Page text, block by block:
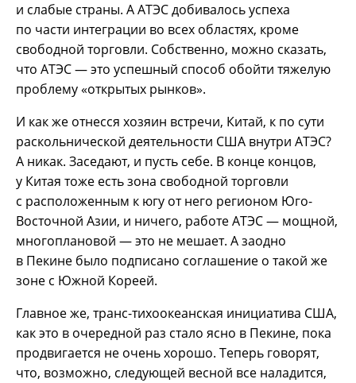
и слабые страны. А АТЭС добивалось успеха
по части интеграции во всех областях, кроме
свободной торговли. Собственно, можно сказать,
что АТЭС — это успешный способ обойти тяжелую
проблему «открытых рынков».
И как же отнесся хозяин встречи, Китай, к по сути
раскольнической деятельности США внутри АТЭС?
А никак. Заседают, и пусть себе. В конце концов,
у Китая тоже есть зона свободной торговли
с расположенным к югу от него регионом Юго-
Восточной Азии, и ничего, работе АТЭС — мощной,
многоплановой — это не мешает. А заодно
в Пекине было подписано соглашение о такой же
зоне с Южной Кореей.
Главное же, транс-тихоокеанская инициатива США,
как это в очередной раз стало ясно в Пекине, пока
продвигается не очень хорошо. Теперь говорят,
что, возможно, следующей весной все наладится,